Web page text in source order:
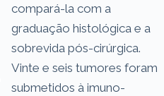
compará-la com a
graduação histológica e a
sobrevida pós-cirúrgica.
Vinte e seis tumores foram
submetidos à imuno-